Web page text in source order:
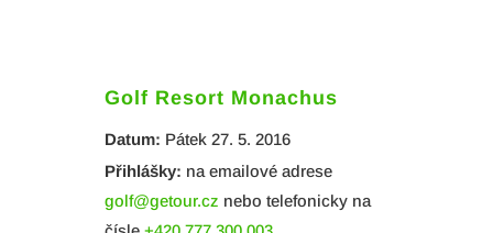
Golf Resort Monachus
Datum: Pátek 27. 5. 2016
Přihlášky: na emailové adrese
golf@getour.cz nebo telefonicky na